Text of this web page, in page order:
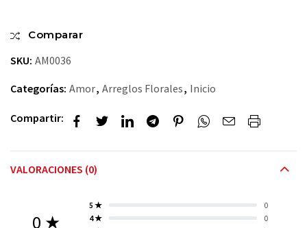
Comparar
SKU: AM0036
Categorías: Amor, Arreglos Florales, Inicio
Compartir:
VALORACIONES (0)
0 ★
5 ★
0
4 ★
0